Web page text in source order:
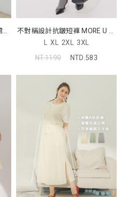
不對稱設計抗皺短褲 MORE U 中
大尺碼褲子
L XL 2XL 3XL
NT.1190
NTD.583